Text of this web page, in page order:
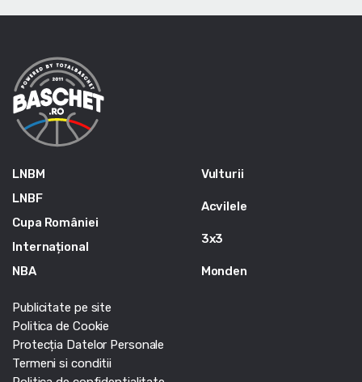
LNBM
LNBF
Cupa României
Internațional
NBA
Vulturii
Acvilele
3x3
Monden
Publicitate pe site
Politica de Cookie
Protecția Datelor Personale
Termeni si conditii